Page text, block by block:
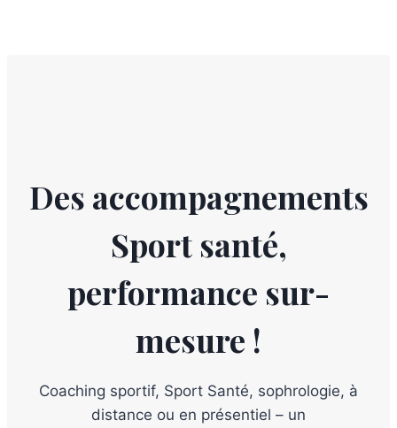
Des accompagnements
Sport santé,
performance sur-
mesure !
Coaching sportif, Sport Santé, sophrologie, à
distance ou en présentiel – un